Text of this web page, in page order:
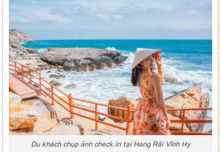
Du khách chụp ảnh check in tại Hang Rái Vĩnh Hy